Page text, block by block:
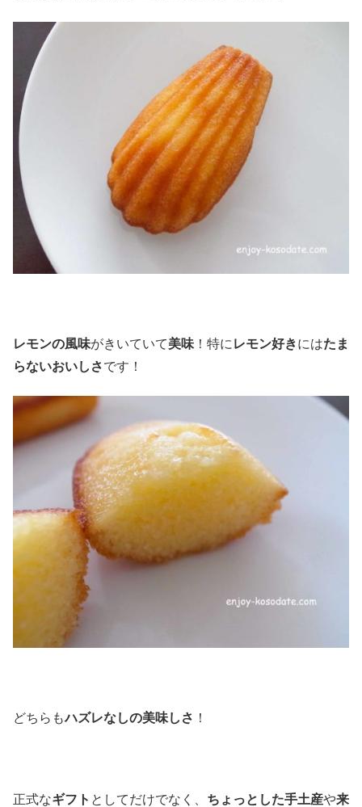
レモンの風味がきいていて美味 ！特に レモン好きにはたま
らないおいしさです！
どちらもハズレなしの美味しさ ！
正式なギフト としてだけでなく、 ちょっとした手土産や来